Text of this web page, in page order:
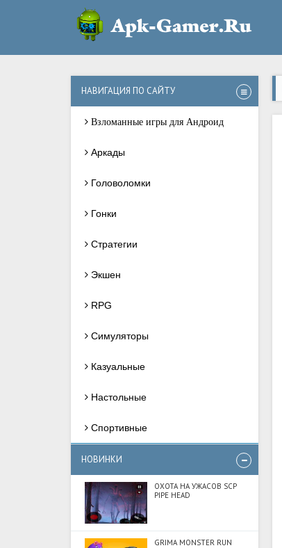
НАВИГАЦИЯ ПО САЙТУ
Взломанные игры для Андроид
Аркады
Головоломки
Гонки
Стратегии
Экшен
RPG
Симуляторы
Казуальные
Настольные
Спортивные
НОВИНКИ
ОХОТА НА УЖАСОВ SCP
PIPE HEAD
GRIMA MONSTER RUN